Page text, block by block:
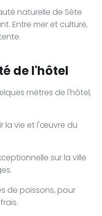
naturelle de Sète
Entre mer et culture,
de l'hôtel
mètres de l'hôtel,
la vie et l'œuvre du
sur la ville
de poissons, pour